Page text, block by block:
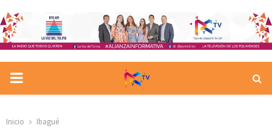
PRIMARY
Inicio
Ibagué